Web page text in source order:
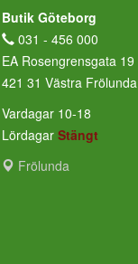
Butik Göteborg
031 - 456 000
EA Rosengrensgata 19
421 31 Västra Frölunda
Vardagar 10-18
Lördagar Stängt
Frölunda